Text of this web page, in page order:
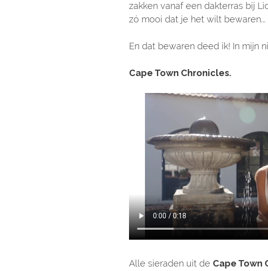
zakken vanaf een dakterras bij
zó mooi dat je het wilt bewaren...
En dat bewaren deed ik! In mijn
Cape Town Chronicles.
Alle sieraden uit de Cape Town